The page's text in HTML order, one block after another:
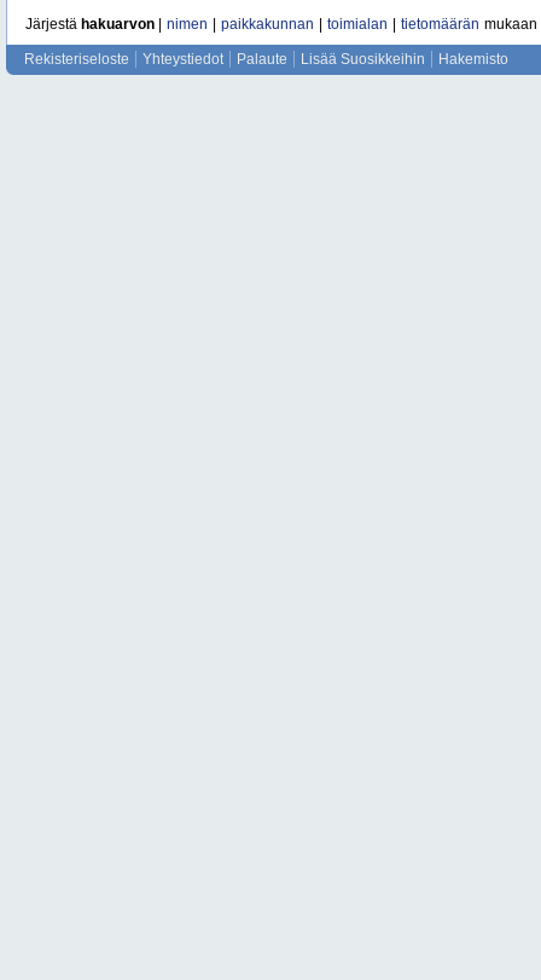
Järjestä hakuarvon nimen paikkakunnan toimialan tietomäärän mukaan
Rekisteriseloste Yhteystiedot Palaute Lisää Suosikkeihin Hakemisto